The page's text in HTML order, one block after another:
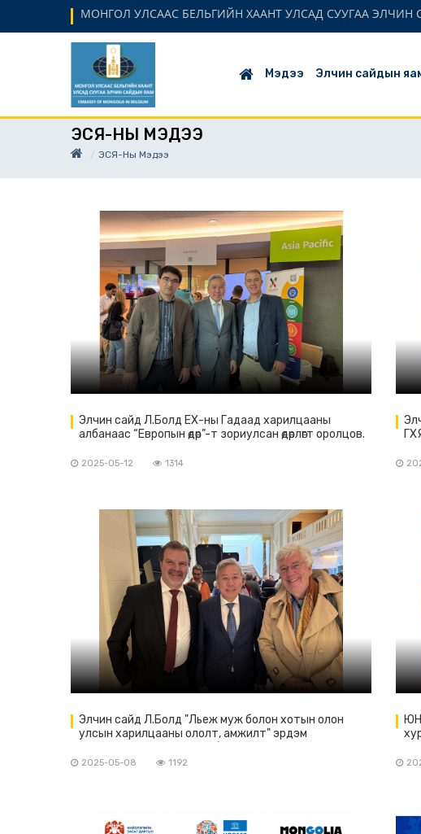
МОНГОЛ УЛСААС БЕЛЬГИЙН ХААНТ УЛСАД СУУГАА ЭЛЧИН
Мэдээ Элчин сайдын
ЭСЯ-НЫ МЭДЭЭ
ЭСЯ-Ны Мэдээ
Элчин сайд Л.Болд ЕХ-ны Гадаад харилцааны
албанаас “Европын өдөр”-т зориулсан өдөрлөгт оролцов.
2025-05-12 1314
Элчин сайд Л.Болд "Льеж муж болон хотын олон
улсын харилцааны ололт, амжилт" эрдэм
оролцлоо
2025-05-08 1192